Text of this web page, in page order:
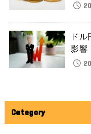
ド
影響
Category